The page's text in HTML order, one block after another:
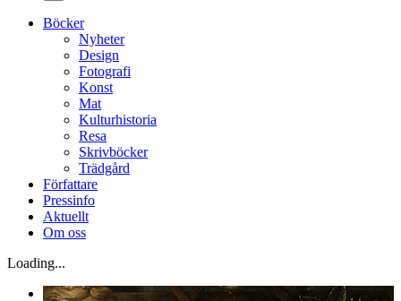
Böcker
Nyheter
Design
Fotografi
Konst
Mat
Kulturhistoria
Resa
Skrivböcker
Trädgård
Författare
Pressinfo
Aktuellt
Om oss
Loading...